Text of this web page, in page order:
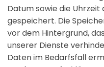
Datum sowie die Uhrzeit
gespeichert. Die
vor dem Hintergrund,
unserer Dienste
Daten im Bedarfsfall